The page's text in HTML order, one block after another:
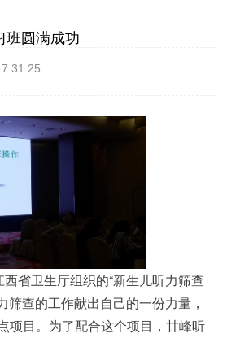
班圆满成功
省卫生厅组织的“新生儿听力筛查
筛查的工作献出自己的一份力量，
项目。为了配合这个项目，甘峰听